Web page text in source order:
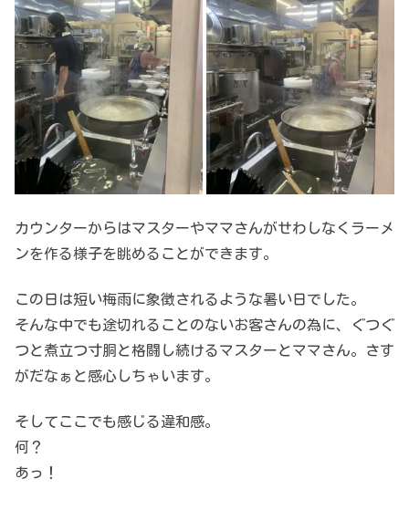
カウンターからはマスターやママさんがせわしなくラーメ
ンを作る様子を眺めることができます。
この日は短い梅雨に象徴されるような暑い日でした。
そんな中でも途切れることのないお客さんの為に、ぐつぐ
つと煮立つ寸胴と格闘し続けるマスターとママさん。さす
がだなぁと感心しちゃいます。
そしてここでも感じる違和感。
何？
あっ！